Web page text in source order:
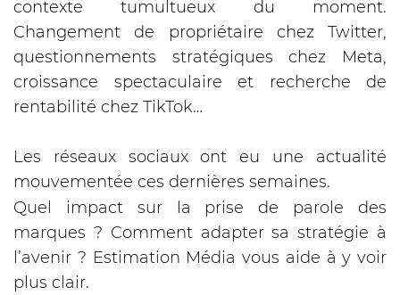
contexte tumultueux du moment.
Changement de propriétaire chez Twitter,
questionnements stratégiques chez Meta,
croissance spectaculaire et recherche de
rentabilité chez TikTok…
Les réseaux sociaux ont eu une actualité
mouvementée ces dernières semaines.
Quel impact sur la prise de parole des
marques ? Comment adapter sa stratégie à
l’avenir ? Estimation Média vous aide à y voir
plus clair.